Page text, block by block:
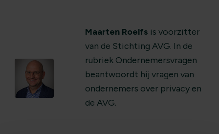
Maarten Roelfs is voorzitter
van de Stichting AVG. In de
rubriek Ondernemersvragen
beantwoordt hij vragen van
ondernemers over privacy en
de AVG.